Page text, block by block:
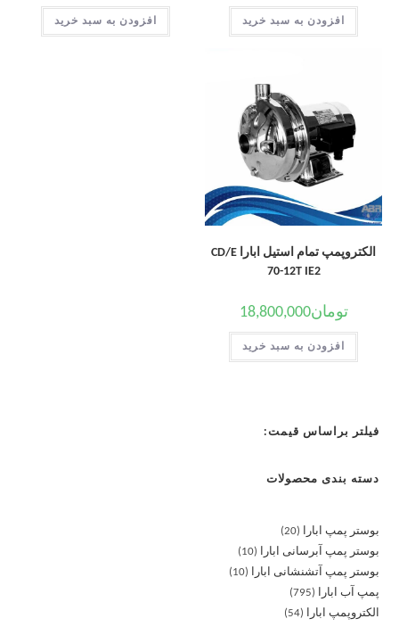
افزودن به سبد خرید افزودن به سبد خرید
الکتروپمپ تمام استیل ابارا CD/E
70-12T IE2
تومان18,800,000
افزودن به سبد خرید
فیلتر براساس قیمت:
دسته بندی محصولات
بوستر پمپ ابارا
20
بوستر پمپ آبرسانی ابارا
10
بوستر پمپ آتشنشانی ابارا
10
پمپ آب ابارا
795
الکتروپمپ ابارا
54